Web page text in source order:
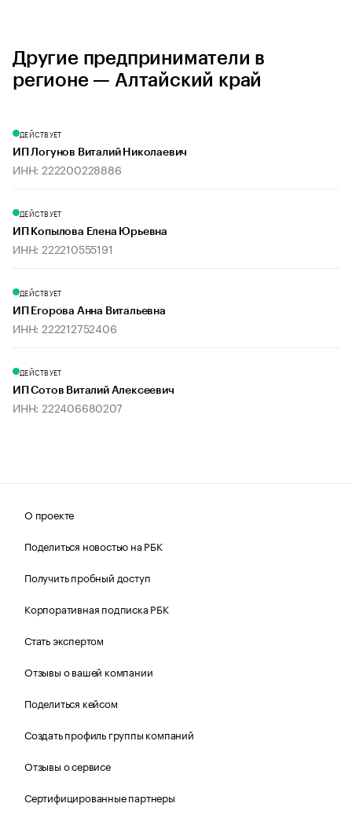
Другие предприниматели в
регионе — Алтайский край
ДЕЙСТВУЕТ
ИП Логунов Виталий Николаевич
ИНН: 222200228886
ДЕЙСТВУЕТ
ИП Копылова Елена Юрьевна
ИНН: 222210555191
ДЕЙСТВУЕТ
ИП Егорова Анна Витальевна
ИНН: 222212752406
ДЕЙСТВУЕТ
ИП Сотов Виталий Алексеевич
ИНН: 222406680207
О проекте
Поделиться новостью на РБК
Получить пробный доступ
Корпоративная подписка РБК
Стать экспертом
Отзывы о вашей компании
Поделиться кейсом
Создать профиль группы компаний
Отзывы о сервисе
Сертифицированные партнеры